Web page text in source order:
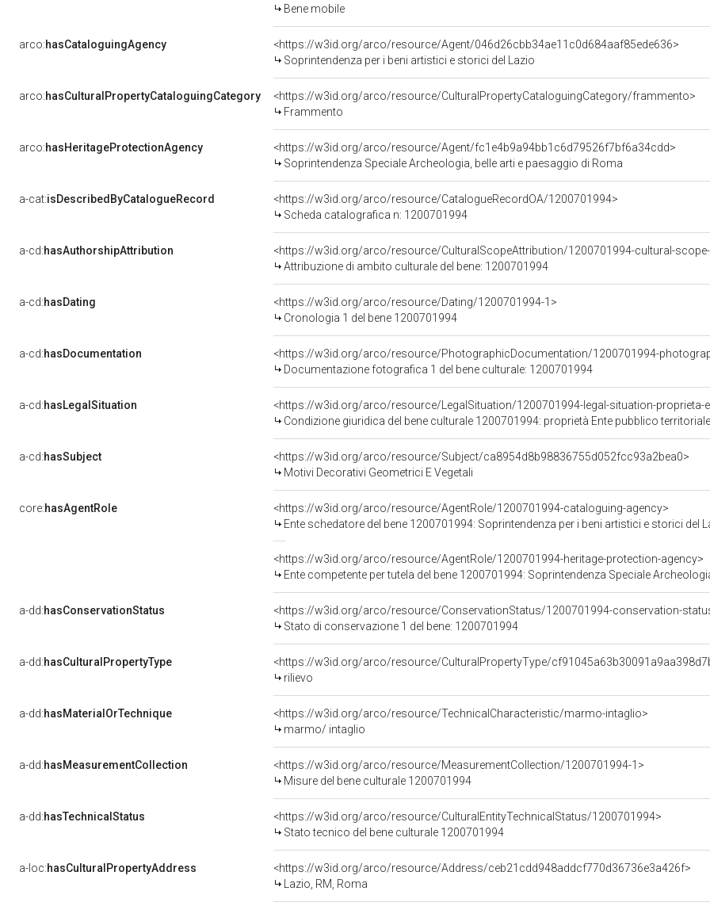
Bene mobile
arco:hasCataloguingAgency
<https://w3id.org/arco/resource/Agent/046d26cbb34ae11c0d684aaf85ede636>
Soprintendenza per i beni artistici e storici del Lazio
arco:hasCulturalPropertyCataloguingCategory
<https://w3id.org/arco/resource/CulturalPropertyCataloguingCategory/frammento>
Frammento
arco:hasHeritageProtectionAgency
<https://w3id.org/arco/resource/Agent/fc1e4b9a94bb1c6d79526f7bf6a34cdd>
Soprintendenza Speciale Archeologia, belle arti e paesaggio di Roma
a-cat:isDescribedByCatalogueRecord
<https://w3id.org/arco/resource/CatalogueRecordOA/1200701994>
Scheda catalografica n: 1200701994
a-cd:hasAuthorshipAttribution
<https://w3id.org/arco/resource/CulturalScopeAttribution/1200701994-cultural-
Attribuzione di ambito culturale del bene: 1200701994
a-cd:hasDating
<https://w3id.org/arco/resource/Dating/1200701994-1>
Cronologia 1 del bene 1200701994
a-cd:hasDocumentation
<https://w3id.org/arco/resource/PhotographicDocumentation/1200701994-
Documentazione fotografica 1 del bene culturale: 1200701994
a-cd:hasLegalSituation
<https://w3id.org/arco/resource/LegalSituation/1200701994-legal-situation-proprieta-
Condizione giuridica del bene culturale 1200701994: proprietà Ente pubblico territoriale
a-cd:hasSubject
<https://w3id.org/arco/resource/Subject/ca8954d8b98836755d052fcc93a2bea0>
Motivi Decorativi Geometrici E Vegetali
core:hasAgentRole
<https://w3id.org/arco/resource/AgentRole/1200701994-cataloguing-agency>
Ente schedatore del bene 1200701994: Soprintendenza per i beni artistici e storici del
<https://w3id.org/arco/resource/AgentRole/1200701994-heritage-protection-agency>
Ente competente per tutela del bene 1200701994: Soprintendenza Speciale
a-dd:hasConservationStatus
<https://w3id.org/arco/resource/ConservationStatus/1200701994-conservation-
Stato di conservazione 1 del bene: 1200701994
a-dd:hasCulturalPropertyType
<https://w3id.org/arco/resource/CulturalPropertyType/
rilievo
a-dd:hasMaterialOrTechnique
<https://w3id.org/arco/resource/TechnicalCharacteristic/marmo-intaglio>
marmo/ intaglio
a-dd:hasMeasurementCollection
<https://w3id.org/arco/resource/MeasurementCollection/1200701994-1>
Misure del bene culturale 1200701994
a-dd:hasTechnicalStatus
<https://w3id.org/arco/resource/CulturalEntityTechnicalStatus/1200701994>
Stato tecnico del bene culturale 1200701994
a-loc:hasCulturalPropertyAddress
<https://w3id.org/arco/resource/Address/ceb21cdd948addcf770d36736e3a426f>
Lazio, RM, Roma